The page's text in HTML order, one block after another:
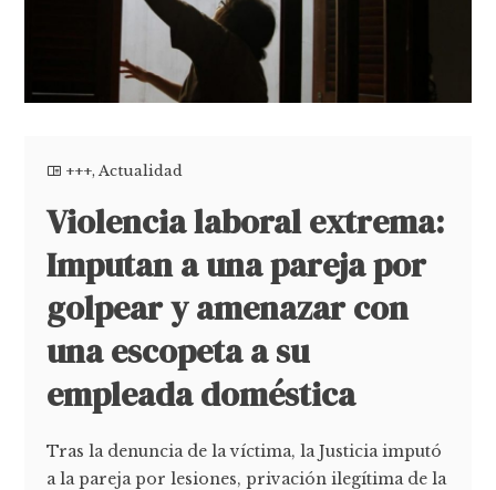
+++,Actualidad
Violencia laboral extrema:
Imputan a una pareja por
golpear y amenazar con
una escopeta a su
empleada doméstica
Tras la denuncia de la víctima, la Justicia imputó
a la pareja por lesiones, privación ilegítima de la